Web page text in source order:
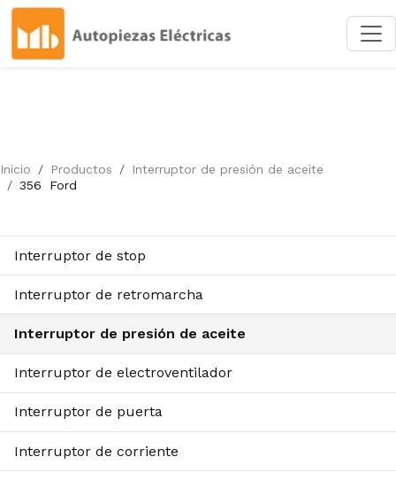
Inicio Productos
Interruptor de presión de aceite
356
Ford
Interruptor de stop
Interruptor de retromarcha
Interruptor de presión de aceite
Interruptor de electroventilador
Interruptor de puerta
Interruptor de corriente